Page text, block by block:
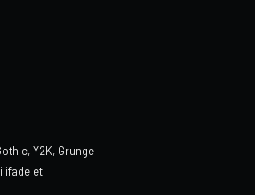
Y2K, Grunge
ifade et.